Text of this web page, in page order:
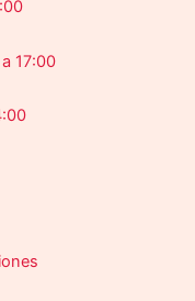
17:00